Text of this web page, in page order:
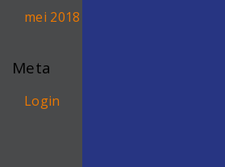
mei 2018
Meta
Login